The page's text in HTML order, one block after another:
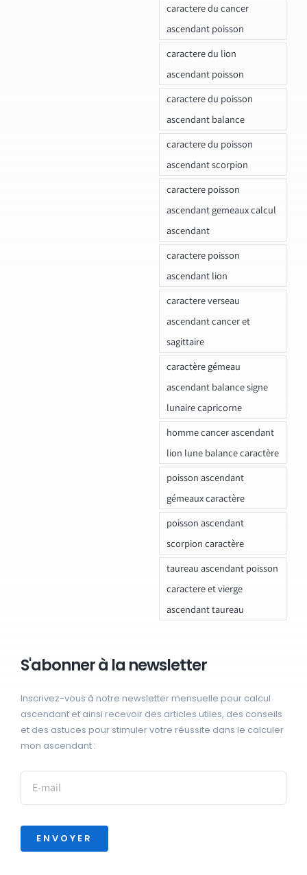
caractere du cancer
ascendant poisson
caractere du lion
ascendant poisson
caractere du poisson
ascendant balance
caractere du poisson
ascendant scorpion
caractere poisson
ascendant gemeaux calcul
ascendant
caractere poisson
ascendant lion
caractere verseau
ascendant cancer et
sagittaire
caractère gémeau
ascendant balance signe
lunaire capricorne
homme cancer ascendant
lion lune balance caractère
poisson ascendant
gémeaux caractère
poisson ascendant
scorpion caractère
taureau ascendant poisson
caractere et vierge
ascendant taureau
S'abonner à la newsletter
Inscrivez-vous à notre newsletter mensuelle pour calcul
ascendant et ainsi recevoir des articles utiles, des conseils
et des astuces pour stimuler votre réussite dans le calculer
mon ascendant :
ENVOYER